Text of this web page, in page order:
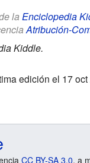
la Enciclopedia
Atribución-
Kiddle.
edición el 17
CC BY-SA 3.0, a